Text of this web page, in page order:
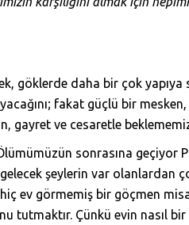
göklerde daha bir çok yapıya
fakat güçlü bir
gayret ve cesaretle
sonrasına geçiyor
şeylerin var olanlardan
ev görmemiş bir göçmen
tutmaktır. Çünkü evin nasıl